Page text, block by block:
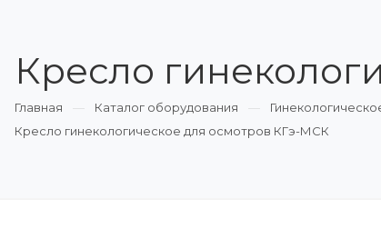
Кресло
Главная Каталог оборудования
Кресло гинекологическое для осмотров КГэ-МСК